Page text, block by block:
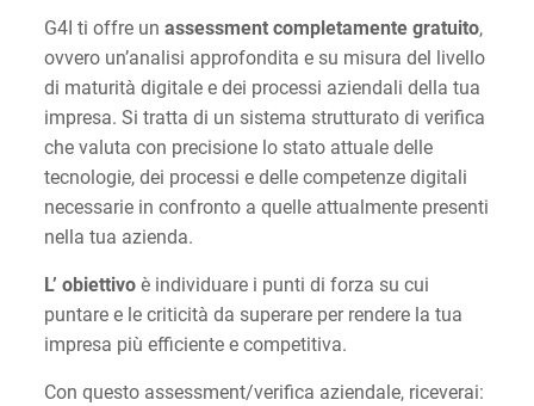
G4I ti offre un assessment completamente gratuito,
ovvero un’analisi approfondita e su misura del livello
di maturità digitale e dei processi aziendali della tua
impresa. Si tratta di un sistema strutturato di verifica
che valuta con precisione lo stato attuale delle
tecnologie, dei processi e delle competenze digitali
necessarie in confronto a quelle attualmente presenti
nella tua azienda.
L’ obiettivo è individuare i punti di forza su cui
puntare e le criticità da superare per rendere la tua
impresa più efficiente e competitiva.
Con questo assessment/verifica aziendale, riceverai: